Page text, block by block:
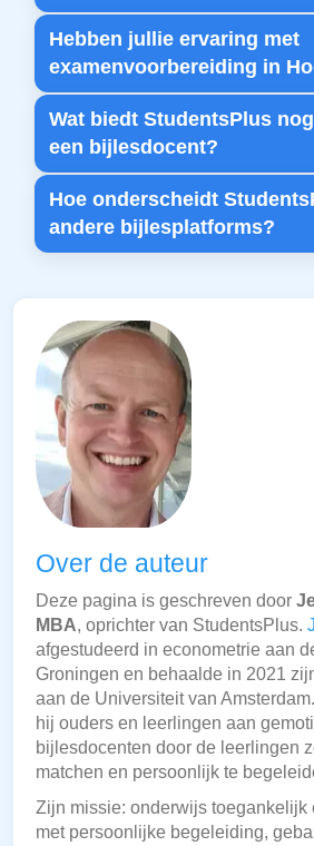
Hebben jullie ervaring met
examenvoorbereiding in
Wat biedt StudentsPlus
een bijlesdocent?
Hoe onderscheidt
andere bijlesplatforms?
Over de auteur
Deze pagina is geschreven door
MBA, oprichter van StudentsPlus.
afgestudeerd in econometrie aan
Groningen en behaalde in 2021
aan de Universiteit van
hij ouders en leerlingen aan
bijlesdocenten door de leerlingen
matchen en persoonlijk te
Zijn missie: onderwijs toegankelijk
met persoonlijke begeleiding,